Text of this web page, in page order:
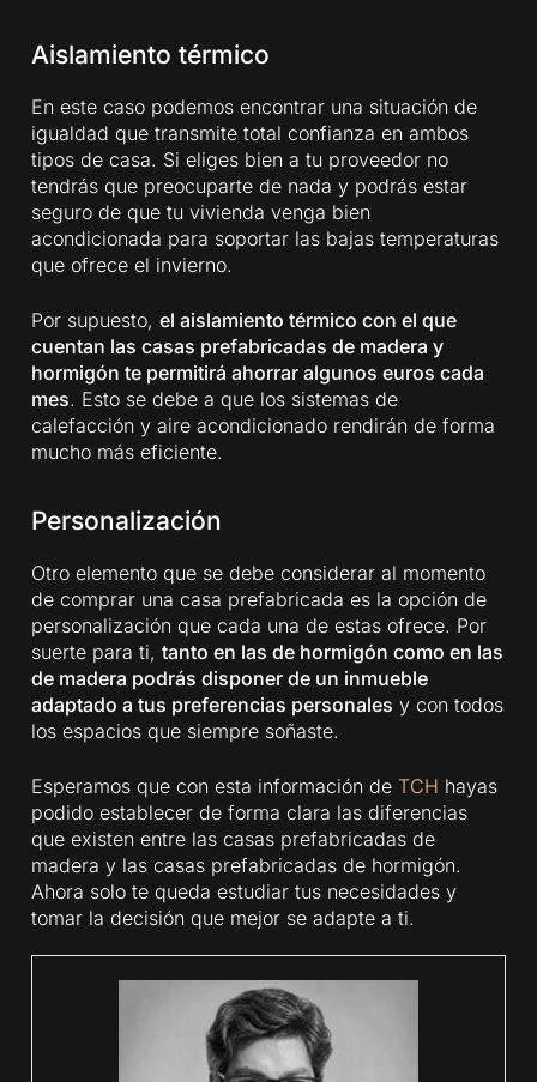
Aislamiento térmico
En este caso podemos encontrar una situación de
igualdad que transmite total confianza en ambos
tipos de casa. Si eliges bien a tu proveedor no
tendrás que preocuparte de nada y podrás estar
seguro de que tu vivienda venga bien
acondicionada para soportar las bajas temperaturas
que ofrece el invierno.
Por supuesto,el aislamiento térmico con el que
cuentan las casas prefabricadas de madera y
hormigón te permitirá ahorrar algunos euros cada
mes. Esto se debe a que los sistemas de
calefacción y aire acondicionado rendirán de forma
mucho más eficiente.
Personalización
Otro elemento que se debe considerar al momento
de comprar una casa prefabricada es la opción de
personalización que cada una de estas ofrece. Por
suerte para ti,tanto en las de hormigón como en las
de madera podrás disponer de un inmueble
adaptado a tus preferencias personales y con todos
los espacios que siempre soñaste.
Esperamos que con esta información de TCH hayas
podido establecer de forma clara las diferencias
que existen entre las casas prefabricadas de
madera y las casas prefabricadas de hormigón.
Ahora solo te queda estudiar tus necesidades y
tomar la decisión que mejor se adapte a ti.